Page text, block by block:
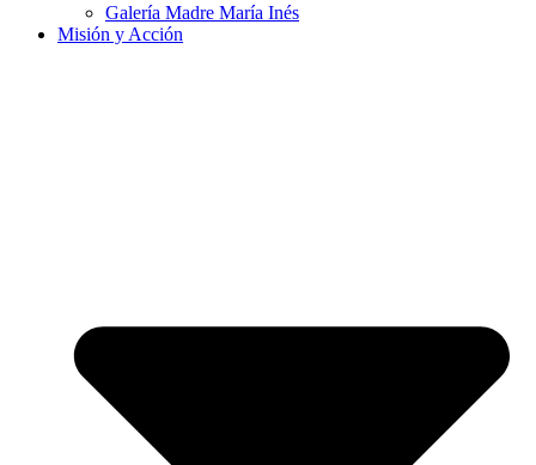
Galería Madre María Inés
Misión y Acción